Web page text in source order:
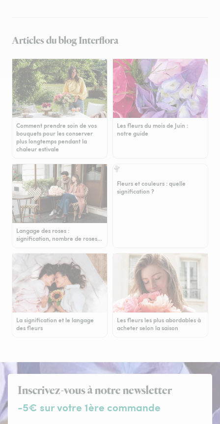
Articles du blog Interflora
Comment prendre soin de vos
bouquets pour les conserver
plus longtemps pendant la
chaleur estivale
Les fleurs du mois de Juin :
notre guide
Langage des roses :
signification, nombre de roses…
Fleurs et couleurs : quelle
signification ?
La signification et le langage
des fleurs
Les fleurs les plus abordables à
acheter selon la saison
Inscrivez-vous à notre newsletter
-5€ sur votre 1ère commande